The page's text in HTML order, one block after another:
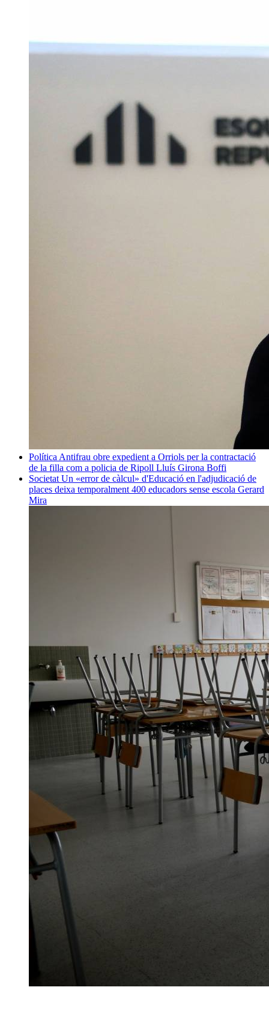
Política Antifrau obre expedient a Orriols per la contractació
de la filla com a policia de Ripoll Lluís Girona Boffi
Societat Un «error de càlcul» d'Educació en l'adjudicació de
places deixa temporalment 400 educadors sense escola Gerard
Mira